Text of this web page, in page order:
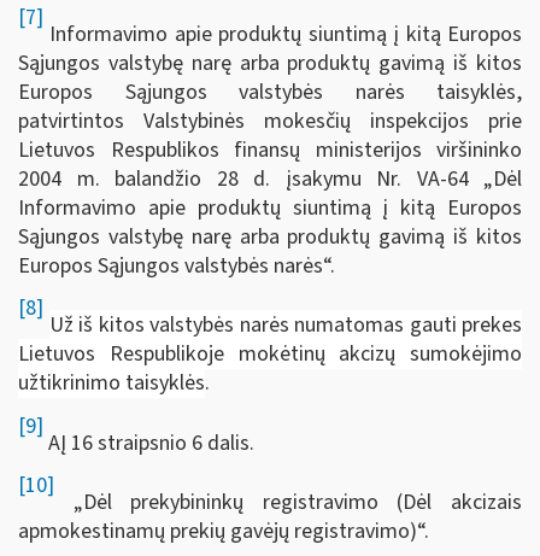
[7]
Informavimo apie produktų siuntimą į kitą Europos
Sąjungos valstybę narę arba produktų gavimą iš kitos
Europos Sąjungos valstybės narės taisyklės,
patvirtintos Valstybinės mokesčių inspekcijos prie
Lietuvos Respublikos finansų ministerijos viršininko
2004 m. balandžio 28 d. įsakymu Nr. VA-64 „Dėl
Informavimo apie produktų siuntimą į kitą Europos
Sąjungos valstybę narę arba produktų gavimą iš kitos
Europos Sąjungos valstybės narės“.
[8]
Už iš kitos valstybės narės numatomas gauti prekes
Lietuvos Respublikoje mokėtinų akcizų sumokėjimo
užtikrinimo taisyklės.
[9]
AĮ 16 straipsnio 6 dalis.
[10]
„Dėl prekybininkų registravimo (Dėl akcizais
apmokestinamų prekių gavėjų registravimo)“.